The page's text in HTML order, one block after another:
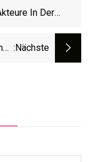
In Der
:nächste